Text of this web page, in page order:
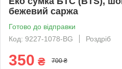
бежевий саржа
Готово до відправки
Код: 9227-1078-BG
Роздріб
350 ₴ 700 ₴